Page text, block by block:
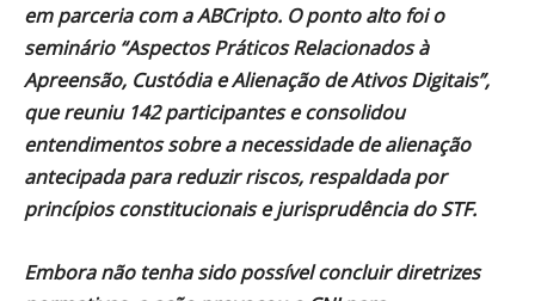
em parceria com a ABCripto. O ponto alto foi o
seminário “Aspectos Práticos Relacionados à
Apreensão, Custódia e Alienação de Ativos Digitais”,
que reuniu 142 participantes e consolidou
entendimentos sobre a necessidade de alienação
antecipada para reduzir riscos, respaldada por
princípios constitucionais e jurisprudência do STF.
Embora não tenha sido possível concluir diretrizes